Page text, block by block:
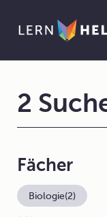
2
Fächer
Biologie(2)